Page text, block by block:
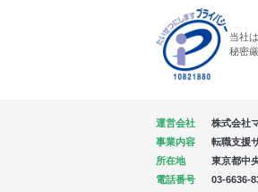
当社
秘密
運営会社
株式会社
事業内容
転職支援
所在地
東京都中
電話番号
03-6636-